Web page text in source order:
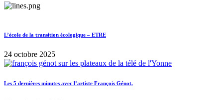
L’école de la transition écologique – ETRE
24 octobre 2025
Les 5 dernières minutes avec l’artiste François Génot.